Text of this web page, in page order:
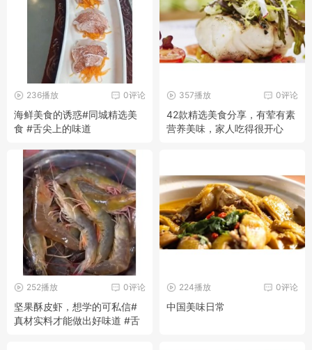
0评论
236播放
海鲜美食的诱惑#同城精选美
食 #舌尖上的味道
0评论
357播放
42款精选美食分享，有荤有素
营养美味，家人吃得很开心
0评论
252播放
坚果酥皮虾，想学的可私信#
真材实料才能做出好味道 #舌
0评论
224播放
中国美味日常